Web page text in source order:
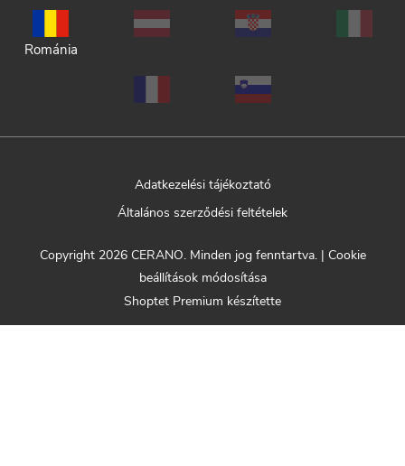
Románia
Adatkezelési tájékoztató
Általános szerződési feltételek
Shoptet Premium készítette
Copyright 2026 CERANO. Minden jog fenntartva. | Cookie
beállítások módosítása